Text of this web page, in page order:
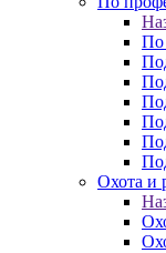
По
Охота и